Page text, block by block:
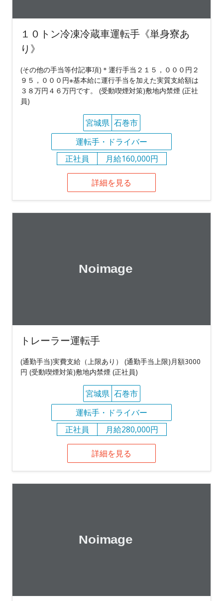
１０トン冷凍冷蔵車運転手《単身寮あ
り》
(その他の手当等付記事項)＊運行手当２１５，０００円２
９５，０００円※基本給に運行手当を加えた実質支給額は
３８万円４６万円です。 (受動喫煙対策)敷地内禁煙 (正社
員)
宮城県 石巻市
運転手・ドライバー
正社員
月給160,000円
詳細を見る
トレーラー運転手
(通勤手当)実費支給（上限あり） (通勤手当上限)月額3000
円 (受動喫煙対策)敷地内禁煙 (正社員)
宮城県 石巻市
運転手・ドライバー
正社員
月給280,000円
詳細を見る